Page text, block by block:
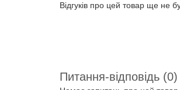
Відгуків про цей товар ще не
Питання-відповідь (0)